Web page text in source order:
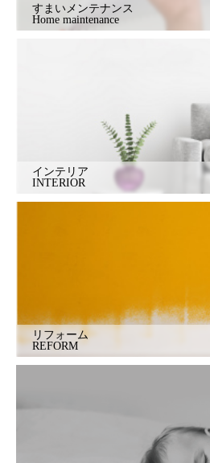
すまいメンテナンス
Home maintenance
インテリア
INTERIOR
リフォーム
REFORM